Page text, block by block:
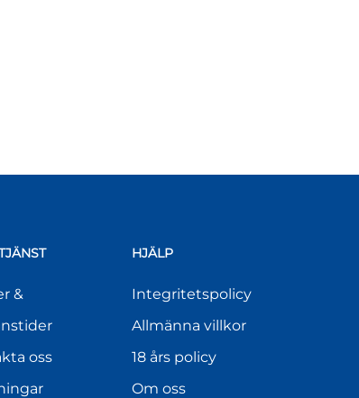
&
oss
HJÄLP
Integritetspolicy
Allmänna villkor
18 års policy
Om oss